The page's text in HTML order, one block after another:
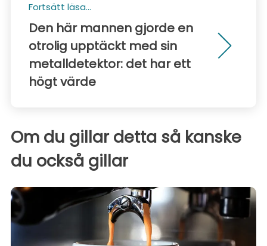
Fortsätt läsa...
Den här mannen gjorde en
otrolig upptäckt med sin
metalldetektor: det har ett
högt värde
Om du gillar detta så kanske
du också gillar